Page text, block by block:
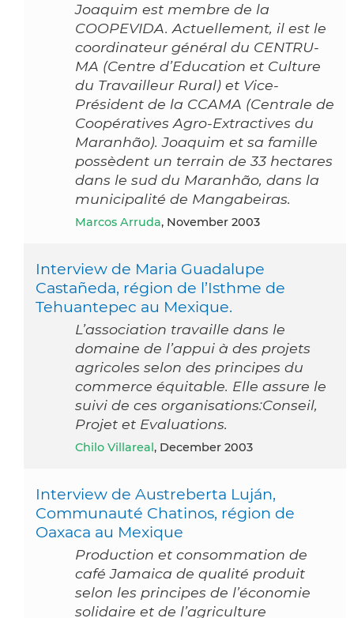
Joaquim est membre de la
COOPEVIDA. Actuellement, il est le
coordinateur général du CENTRU-
MA (Centre d’Education et Culture
du Travailleur Rural) et Vice-
Président de la CCAMA (Centrale de
Coopératives Agro-Extractives du
Maranhão). Joaquim et sa famille
possèdent un terrain de 33 hectares
dans le sud du Maranhão, dans la
municipalité de Mangabeiras.
Marcos Arruda, November 2003
Interview de Maria Guadalupe
Castañeda, région de l’Isthme de
Tehuantepec au Mexique.
L’association travaille dans le
domaine de l’appui à des projets
agricoles selon des principes du
commerce équitable. Elle assure le
suivi de ces organisations:Conseil,
Projet et Evaluations.
Chilo Villareal , December 2003
Interview de Austreberta Luján,
Communauté Chatinos, région de
Oaxaca au Mexique
Production et consommation de
café Jamaica de qualité produit
selon les principes de l’économie
solidaire et de l’agriculture